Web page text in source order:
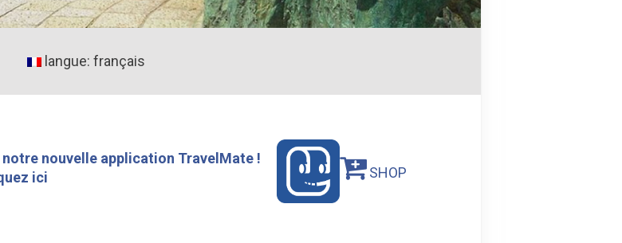
langue: français
nouvelle application TravelMate !
ici
SHOP